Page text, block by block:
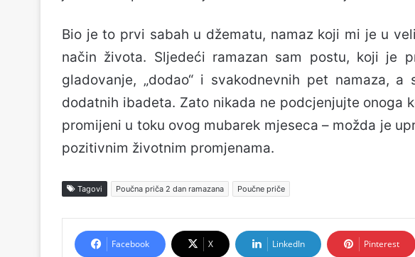
Bio je to prvi sabah u džematu, namaz koji mi je u
način života. Sljedeći ramazan sam postu, koji je
gladovanje, „dodao“ i svakodnevnih pet namaza,
dodatnih ibadeta. Zato nikada ne podcjenjujte onoga
promijeni u toku ovog mubarek mjeseca – možda je
pozitivnim životnim promjenama.
Tagovi Poučna priča 2 dan ramazana Poučne priče
Facebook X LinkedIn Pinterest